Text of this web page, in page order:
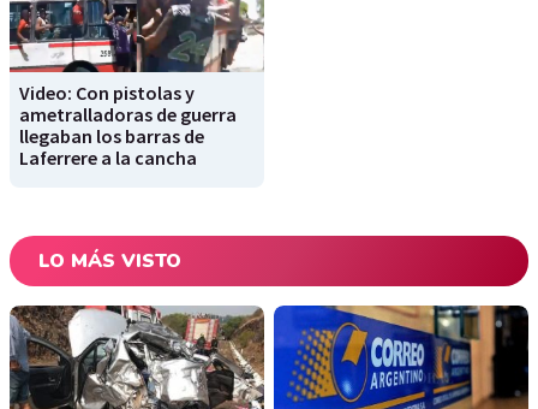
Video: Con pistolas y
ametralladoras de guerra
llegaban los barras de
Laferrere a la cancha
LO MÁS VISTO